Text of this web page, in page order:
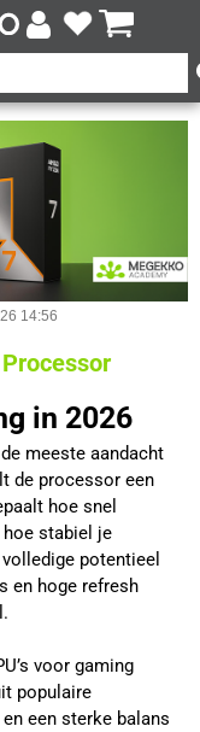
14:56
Processor
in 2026
meeste aandacht
de processor een
hoe snel
hoe stabiel je
potentieel
en hoge refresh
voor gaming
populaire
een sterke balans